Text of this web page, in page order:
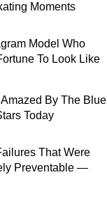
Moments
Model Who
To Look Like
By The Blue
Today
That Were
Preventable —